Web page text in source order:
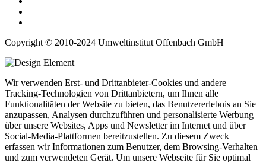
Copyright © 2010-2024 Umweltinstitut Offenbach GmbH
Wir verwenden Erst- und Drittanbieter-Cookies und andere
Tracking-Technologien von Drittanbietern, um Ihnen alle
Funktionalitäten der Website zu bieten, das Benutzererlebnis an Sie
anzupassen, Analysen durchzuführen und personalisierte Werbung
über unsere Websites, Apps und Newsletter im Internet und über
Social-Media-Plattformen bereitzustellen. Zu diesem Zweck
erfassen wir Informationen zum Benutzer, dem Browsing-Verhalten
und zum verwendeten Gerät. Um unsere Webseite für Sie optimal